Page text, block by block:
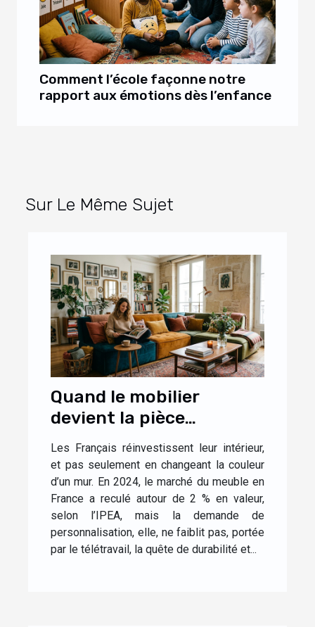
Comment l’école façonne notre
rapport aux émotions dès l’enfance
Sur Le Même Sujet
Quand le mobilier
devient la pièce
maîtresse d’un intérieur
personnalisé
Les Français réinvestissent leur intérieur,
et pas seulement en changeant la couleur
d’un mur. En 2024, le marché du meuble en
France a reculé autour de 2 % en valeur,
selon l’IPEA, mais la demande de
personnalisation, elle, ne faiblit pas, portée
par le télétravail, la quête de durabilité et...